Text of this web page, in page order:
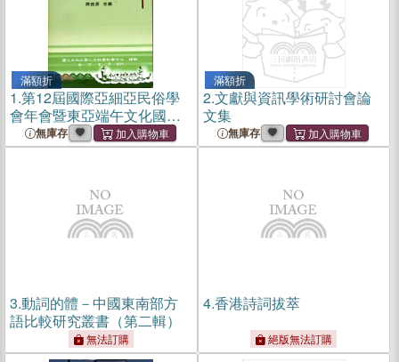
滿額折
1.第12屆國際亞細亞民俗學
會年會暨東亞端午文化國際
學術研討會論文集
無庫存
滿額折
2.文獻與資訊學術研討會論
文集
無庫存
3.動詞的體－中國東南部方
語比較研究叢書（第二輯）
無法訂購
4.香港詩詞拔萃
絕版無法訂購